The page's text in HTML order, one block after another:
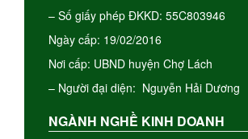
– Số giấy phép ĐKKD: 55C803946
Ngày cấp: 19/02/2016
Nơi cấp: UBND huyện Chợ Lách
– Người đại diện: Nguyễn Hải Dương
NGÀNH NGHỀ KINH DOANH